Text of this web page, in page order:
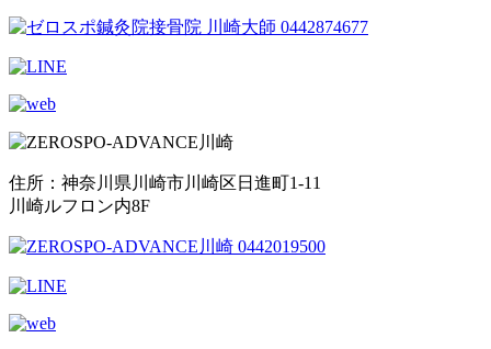
住所：神奈川県川崎市川崎区日進町1-11
川崎ルフロン内8F